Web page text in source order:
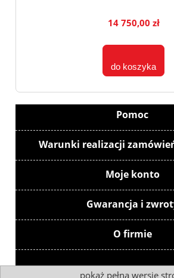
14 750,00 zł
do koszyka
Pomoc
Warunki realizacji
Moje konto
Gwarancja i
O firmie
pokaż pełną wersję